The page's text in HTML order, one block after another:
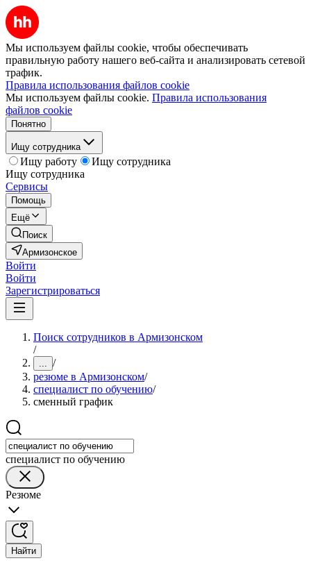
Мы используем файлы cookie, чтобы обеспечивать
правильную работу нашего веб-сайта и анализировать сетевой
трафик.
Правила использования файлов cookie
Мы используем файлы cookie. Правила использования
файлов cookie
Понятно
Ищу сотрудника
Ищу работу
Ищу сотрудника
Ищу сотрудника
Сервисы
Помощь
Ещё
Поиск
Армизонское
Войти
Войти
Зарегистрироваться
Поиск сотрудников в Армизонском
/
... /
резюме в Армизонском/
специалист по обучению/
сменный график
специалист по обучению
Резюме
Найти